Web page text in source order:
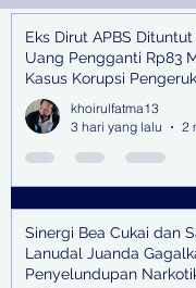
Eks Dirut APBS
Uang Pengganti Rp83
Kasus Korupsi
Tanjung Perak
khoirulfatma13
3 hari yang lalu
Sinergi Bea Cukai dan
Lanudal Juanda
Penyelundupan